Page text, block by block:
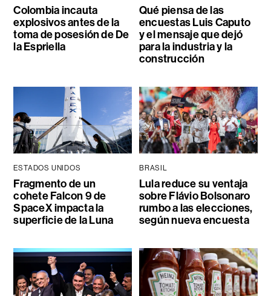
Colombia incauta
explosivos antes de la
toma de posesión de De
la Espriella
Qué piensa de las
encuestas Luis Caputo
y el mensaje que dejó
para la industria y la
construcción
ESTADOS UNIDOS
Fragmento de un
cohete Falcon 9 de
SpaceX impacta la
superficie de la Luna
BRASIL
Lula reduce su ventaja
sobre Flávio Bolsonaro
rumbo a las elecciones,
según nueva encuesta